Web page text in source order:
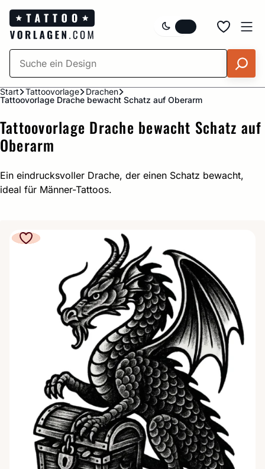
Zum
Inhalt
springen
Start Tattoovorlage
Drachen
Tattoovorlage Drache bewacht Schatz auf Oberarm
Tattoovorlage Drache bewacht Schatz auf
Oberarm
Ein eindrucksvoller Drache, der einen Schatz bewacht,
ideal für Männer-Tattoos.